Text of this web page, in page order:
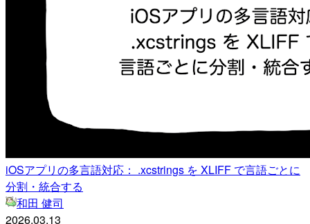
iOSアプリの多言語対応： .xcstrings を XLIFF で言語ごとに
分割・統合する
和田 健司
2026.03.13